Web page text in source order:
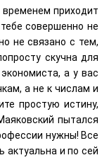
приходит
совершенно не
не связано с тем,
скучна для
а у вас
а не к числам и
простую истину,
пытался
нужны! Все
и по сей